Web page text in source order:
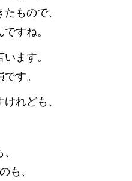
もので、
すね。
ます。
す。
れども、
も、